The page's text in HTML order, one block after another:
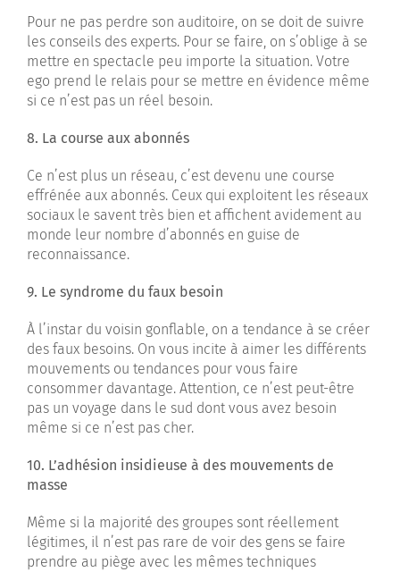
Pour ne pas perdre son auditoire, on se doit de suivre
les conseils des experts. Pour se faire, on s’oblige à se
mettre en spectacle peu importe la situation. Votre
ego prend le relais pour se mettre en évidence même
si ce n’est pas un réel besoin.
8. La course aux abonnés
Ce n’est plus un réseau, c’est devenu une course
effrénée aux abonnés. Ceux qui exploitent les réseaux
sociaux le savent très bien et affichent avidement au
monde leur nombre d’abonnés en guise de
reconnaissance.
9. Le syndrome du faux besoin
À l’instar du voisin gonflable, on a tendance à se créer
des faux besoins. On vous incite à aimer les différents
mouvements ou tendances pour vous faire
consommer davantage. Attention, ce n’est peut-être
pas un voyage dans le sud dont vous avez besoin
même si ce n’est pas cher.
10. L’adhésion insidieuse à des mouvements de
masse
Même si la majorité des groupes sont réellement
légitimes, il n’est pas rare de voir des gens se faire
prendre au piège avec les mêmes techniques